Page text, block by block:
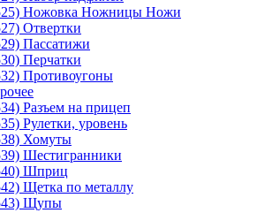
Ножовка Ножницы Ножи
Отвертки
Пассатижи
Перчатки
Противоугоны
Разъем на прицеп
Рулетки, уровень
Хомуты
Шестигранники
Шприц
Щетка по металлу
Щупы